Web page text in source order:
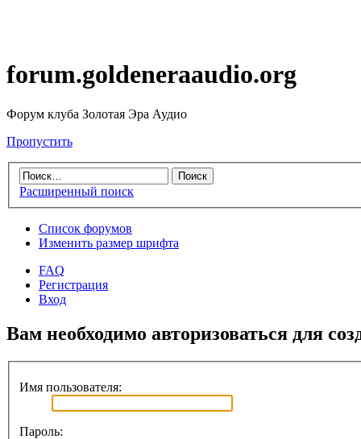
forum.goldeneraaudio.org
Форум клуба Золотая Эра Аудио
Пропустить
Расширенный поиск
Список форумов
Изменить размер шрифта
FAQ
Регистрация
Вход
Вам необходимо авторизоваться для
Имя пользователя:
Пароль: